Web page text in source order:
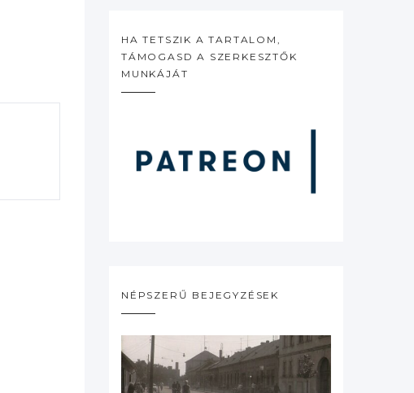
HA TETSZIK A TARTALOM,
TÁMOGASD A SZERKESZTŐK
MUNKÁJÁT
NÉPSZERŰ BEJEGYZÉSEK